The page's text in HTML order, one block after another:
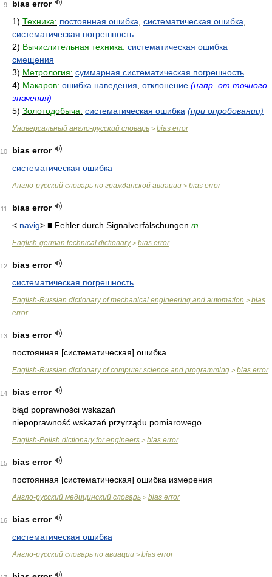
9
bias error
1) Техника: постоянная ошибка систематическая ошибка
систематическая погрешность
2) Вычислительная техника: систематическая ошибка
смещения
3) Метрология: суммарная систематическая погрешность
4) Макаров: ошибка наведения отклонение (напр. от точного
значения)
5) Золотодобыча: систематическая ошибка (при опробовании)
Универсальный англо-русский словарь > bias error
10
bias error
систематическая ошибка
Англо-русский словарь по гражданской авиации > bias error
11
bias error
< navig> ■ Fehler durch Signalverfälschungen m
English-german technical dictionary> bias error
12
bias error
систематическая погрешность
English-Russian dictionary of mechanical engineering and automation > bias
error
13
bias error
постоянная [систематическая] ошибка
English-Russian dictionary of computer science and programming > bias error
14
bias error
błąd poprawności wskazań
niepoprawność wskazań przyrządu pomiarowego
English-Polish dictionary for engineers > bias error
15
bias error
постоянная [систематическая] ошибка измерения
Англо-русский медицинский словарь > bias error
16
bias error
систематическая ошибка
Англо-русский словарь по авиации > bias error